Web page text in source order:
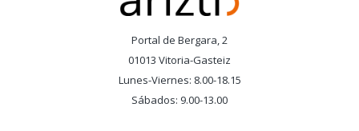
Portal de Bergara, 2
01013 Vitoria-Gasteiz
Lunes-Viernes: 8.00-18.15
Sábados: 9.00-13.00